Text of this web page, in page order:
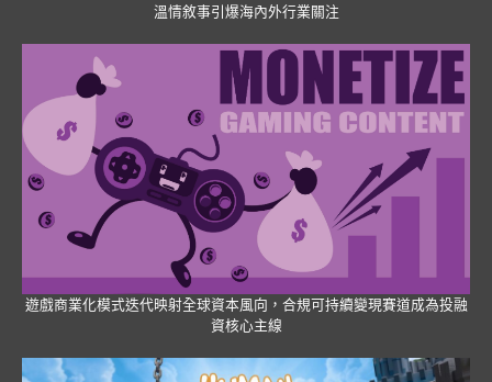
溫情敘事引爆海內外行業關注
遊戲商業化模式迭代映射全球資本風向，合規可持續變現賽道成為投融
資核心主線